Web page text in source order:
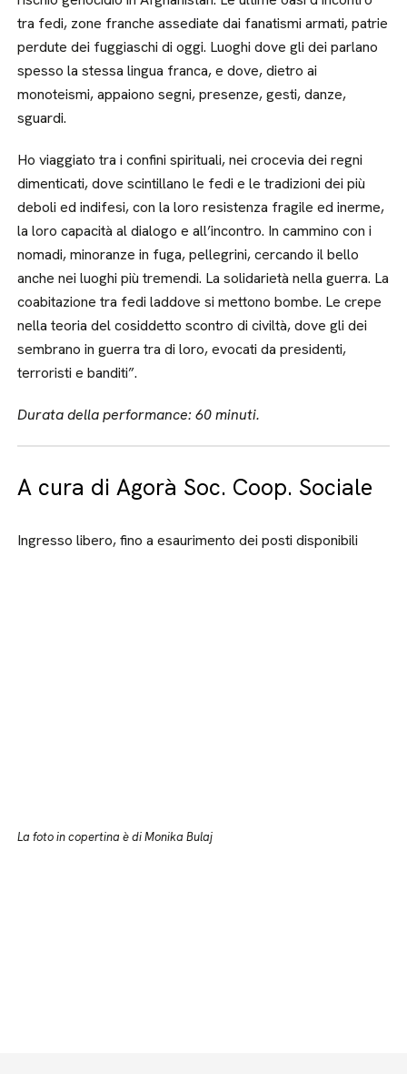
tra fedi, zone franche assediate dai fanatismi armati, patrie
perdute dei fuggiaschi di oggi. Luoghi dove gli dei parlano
spesso la stessa lingua franca, e dove, dietro ai
monoteismi, appaiono segni, presenze, gesti, danze,
sguardi.
Ho viaggiato tra i confini spirituali, nei crocevia dei regni
dimenticati, dove scintillano le fedi e le tradizioni dei più
deboli ed indifesi, con la loro resistenza fragile ed inerme,
la loro capacità al dialogo e all’incontro. In cammino con i
nomadi, minoranze in fuga, pellegrini, cercando il bello
anche nei luoghi più tremendi. La solidarietà nella guerra. La
coabitazione tra fedi laddove si mettono bombe. Le crepe
nella teoria del cosiddetto scontro di civiltà, dove gli dei
sembrano in guerra tra di loro, evocati da presidenti,
terroristi e banditi”.
Durata della performance: 60 minuti.
A cura di Agorà Soc. Coop. Sociale
Ingresso libero, fino a esaurimento dei posti disponibili
La foto in copertina è di Monika Bulaj